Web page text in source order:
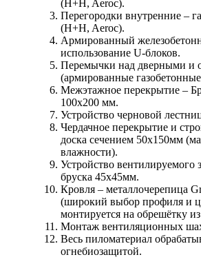
(H+H, Aeroc).
Перегородки внутренние –
(H+H, Aeroc).
Армированный
использование U-блоков.
Перемычки над дверными и
(армированные
Межэтажное перекрытие –
100х200 мм.
Устройство черновой
Чердачное перекрытие и
доска сечением 50х150мм
влажности).
Устройство вентилируемого
бруска 45х45мм.
Кровля – металлочерепица
(широкий выбор профиля и
монтируется на обрешётку
Монтаж вентиляционных
Весь пиломатериал
огнебиозащитой.